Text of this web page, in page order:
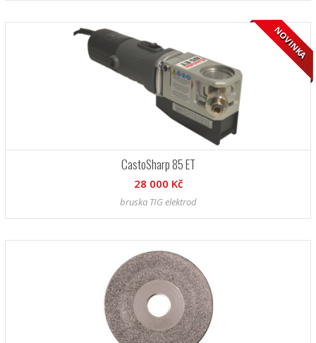
NOVINKA
CastoSharp 85 ET
28 000 Kč
bruska TIG elektrod